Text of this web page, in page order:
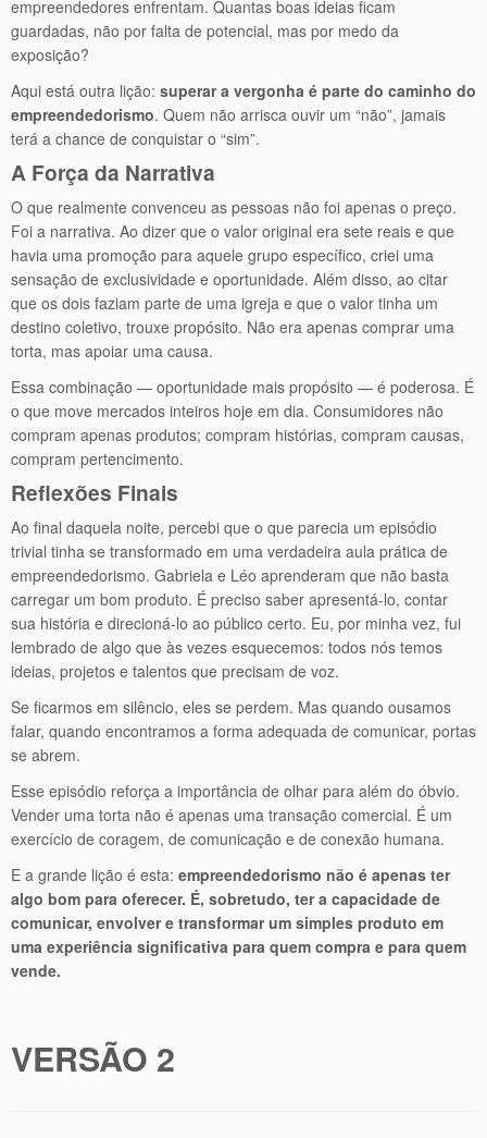
empreendedores enfrentam. Quantas boas ideias ficam
guardadas, não por falta de potencial, mas por medo da
exposição?
Aqui está outra lição: superar a vergonha é parte do caminho do
empreendedorismo. Quem não arrisca ouvir um “não”, jamais
terá a chance de conquistar o “sim”.
A Força da Narrativa
O que realmente convenceu as pessoas não foi apenas o preço.
Foi a narrativa. Ao dizer que o valor original era sete reais e que
havia uma promoção para aquele grupo específico, criei uma
sensação de exclusividade e oportunidade. Além disso, ao citar
que os dois faziam parte de uma igreja e que o valor tinha um
destino coletivo, trouxe propósito. Não era apenas comprar uma
torta, mas apoiar uma causa.
Essa combinação — oportunidade mais propósito — é poderosa. É
o que move mercados inteiros hoje em dia. Consumidores não
compram apenas produtos; compram histórias, compram causas,
compram pertencimento.
Reflexões Finais
Ao final daquela noite, percebi que o que parecia um episódio
trivial tinha se transformado em uma verdadeira aula prática de
empreendedorismo. Gabriela e Léo aprenderam que não basta
carregar um bom produto. É preciso saber apresentá-lo, contar
sua história e direcioná-lo ao público certo. Eu, por minha vez, fui
lembrado de algo que às vezes esquecemos: todos nós temos
ideias, projetos e talentos que precisam de voz.
Se ficarmos em silêncio, eles se perdem. Mas quando ousamos
falar, quando encontramos a forma adequada de comunicar, portas
se abrem.
Esse episódio reforça a importância de olhar para além do óbvio.
Vender uma torta não é apenas uma transação comercial. É um
exercício de coragem, de comunicação e de conexão humana.
E a grande lição é esta: empreendedorismo não é apenas ter
algo bom para oferecer. É, sobretudo, ter a capacidade de
comunicar, envolver e transformar um simples produto em
uma experiência significativa para quem compra e para quem
vende.
VERSÃO 2